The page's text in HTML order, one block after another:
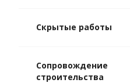
Скрытые работы
Сопровождение
строительства